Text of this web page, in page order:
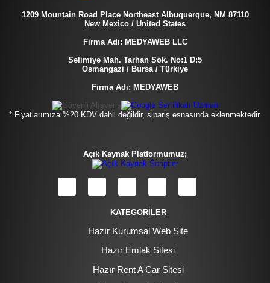
1209 Mountain Road Place Northeast Albuquerque, NM 87110
New Mexico / United States
Firma Adı: MEDYAWEB LLC
Selimiye Mah. Tarhan Sok. No:1 D:5
Osmangazi / Bursa / Türkiye
Firma Adı: MEDYAWEB
* Fiyatlarımıza %20 KDV dahil değildir, sipariş esnasında eklenmektedir.
Açık Kaynak Platformumuz;
KATEGORİLER
Hazır Kurumsal Web Site
Hazır Emlak Sitesi
Hazır Rent A Car Sitesi